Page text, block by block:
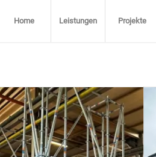
Home Leistungen Projekte